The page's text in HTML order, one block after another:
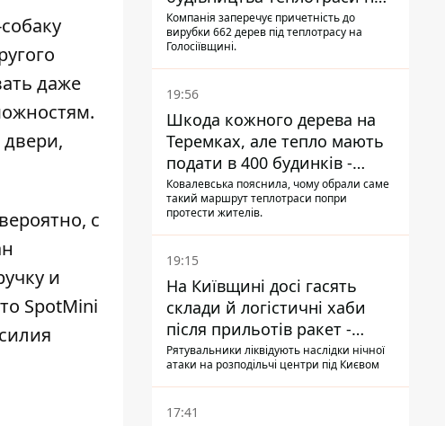
даже
с
и
SpotMini
Теремках
Компанія заперечує причетність до
вирубки 662 дерев під теплотрасу на
Голосіївщині.
19:56
Шкода кожного дерева на
Теремках, але тепло мають
подати в 400 будинків -
депутатка Київради
Ковалевська пояснила, чому обрали саме
такий маршрут теплотраси попри
протести жителів.
19:15
На Київщині досі гасять
склади й логістичні хаби
після прильотів ракет -
ДСНС
Рятувальники ліквідують наслідки нічної
атаки на розподільчі центри під Києвом
17:41